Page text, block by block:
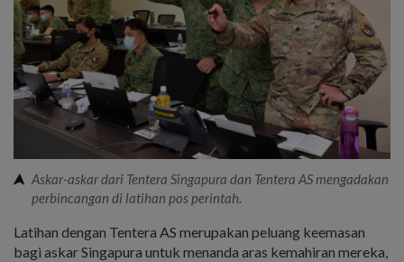
Askar-askar dari Tentera Singapura dan Tentera AS mengadakan
perbincangan di latihan pos perintah.
Latihan dengan Tentera AS merupakan peluang keemasan
bagi askar Singapura untuk menanda aras kemahiran mereka,